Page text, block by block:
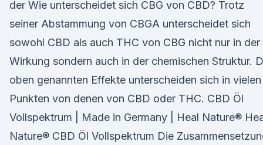
der Wie unterscheidet sich CBG von CBD? Trotz
seiner Abstammung von CBGA unterscheidet sich
sowohl CBD als auch THC von CBG nicht nur in der
Wirkung sondern auch in der chemischen Struktur.
oben genannten Effekte unterscheiden sich in vielen
Punkten von denen von CBD oder THC. CBD Öl
Vollspektrum | Made in Germany | Heal Nature®
Nature® CBD Öl Vollspektrum Die